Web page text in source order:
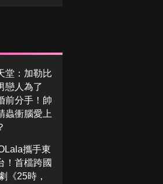
堂：加勒比
戀人為了
前分手！帥
蟲衝腦愛上
攜手東
！首檔跨國
《25時，